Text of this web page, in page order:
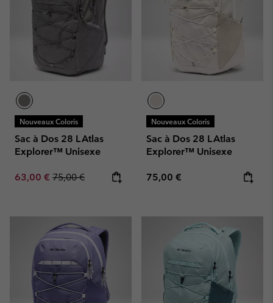
Nouveaux Coloris
Sac à Dos 28 L Atlas
Explorer™ Unisexe
Sale price:
63,00 € Regular price:
75,00 €
Nouveaux Coloris
Sac à Dos 28 L Atlas
Explorer™ Unisexe
Regular price:
75,00 €